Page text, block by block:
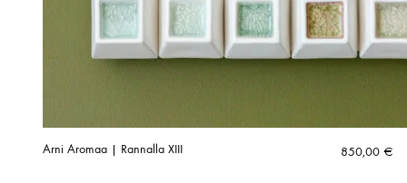
Arni Aromaa | Rannalla XIII 850,00 €